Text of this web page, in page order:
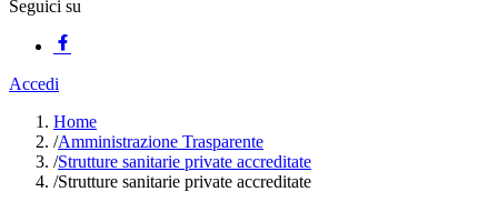
Seguici su
Accedi
Home
/Amministrazione Trasparente
/Strutture sanitarie private accreditate
/Strutture sanitarie private accreditate